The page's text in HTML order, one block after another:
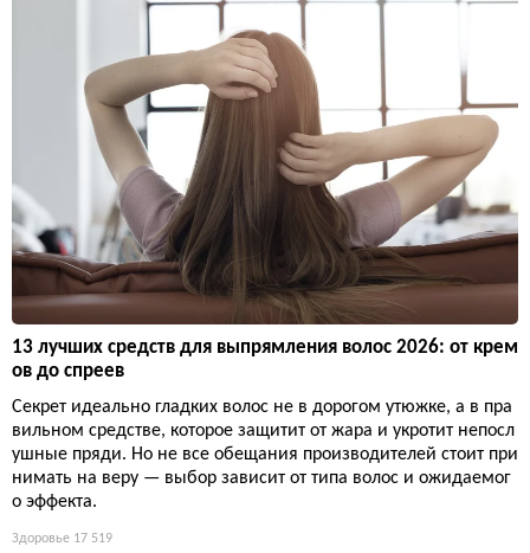
13 лучших средств для выпрямления волос 2026: от крем
ов до спреев
Секрет идеально гладких волос не в дорогом утюжке, а в пра
вильном средстве, которое защитит от жара и укротит непосл
ушные пряди. Но не все обещания производителей стоит при
нимать на веру — выбор зависит от типа волос и ожидаемог
о эффекта.
Здоровье 17 519